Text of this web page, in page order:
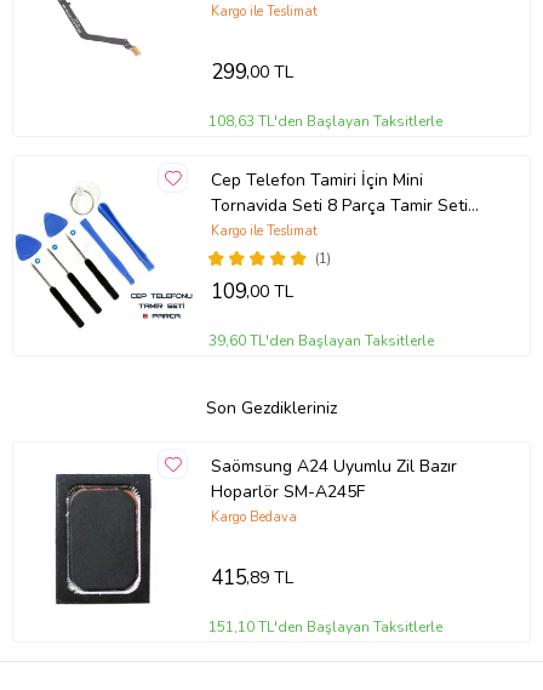
Kargo ile Teslimat
299,00 TL
108,63 TL'den Başlayan Taksitlerle
Cep Telefon Tamiri İçin Mini
Tornavida Seti 8 Parça Tamir Seti
(Siyah)
(1)
Kargo ile Teslimat
109,00 TL
39,60 TL'den Başlayan Taksitlerle
Son Gezdikleriniz
Saömsung A24 Uyumlu Zil Bazır
Hoparlör SM-A245F
Kargo Bedava
415,89 TL
151,10 TL'den Başlayan Taksitlerle